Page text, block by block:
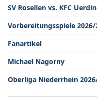
SV Rosellen vs. KFC
Vorbereitungsspiele 2026/
Fanartikel
Michael Nagorny
Oberliga Niederrhein